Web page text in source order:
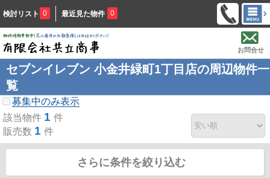
検討リスト 0 最近見た物件 0
お問合せ
セブンイレブン 小金井緑町1丁目店の周辺物件一
覧
募集中のみ表示
該当物件 1 件
販売数 1 件
さらに条件を絞り込む